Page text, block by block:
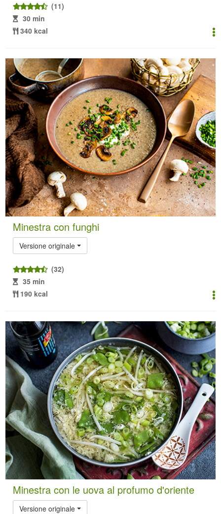
(11)
30 min
340 kcal
Minestra con funghi
Versione originale
(32)
35 min
190 kcal
Minestra con le uova al profumo d'oriente
Versione originale